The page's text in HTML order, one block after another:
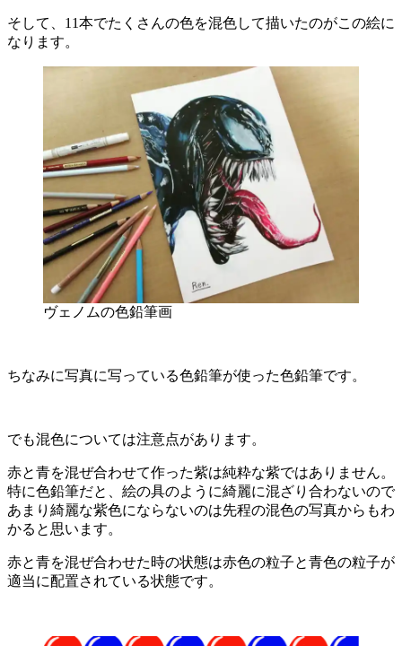
そして、11本でたくさんの色を混色して描いたのがこの絵に
なります。
ヴェノムの色鉛筆画
ちなみに写真に写っている色鉛筆が使った色鉛筆です。
でも混色については注意点があります。
赤と青を混ぜ合わせて作った紫は純粋な紫ではありません。
特に色鉛筆だと、絵の具のように綺麗に混ざり合わないので
あまり綺麗な紫色にならないのは先程の混色の写真からもわ
かると思います。
赤と青を混ぜ合わせた時の状態は赤色の粒子と青色の粒子が
適当に配置されている状態です。